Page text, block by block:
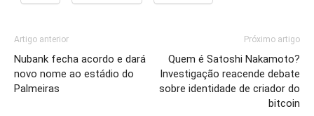
Artigo anterior
Nubank fecha acordo e dará
novo nome ao estádio do
Palmeiras
Próximo artigo
Quem é Satoshi Nakamoto?
Investigação reacende debate
sobre identidade de criador do
bitcoin